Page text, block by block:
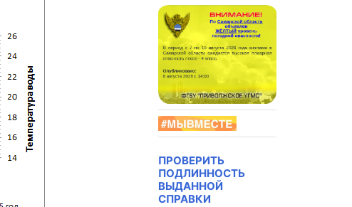
ПРОВЕРИТЬ
ПОДЛИННОСТЬ
ВЫДАННОЙ
СПРАВКИ